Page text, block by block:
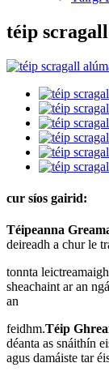
téip
cur síos gairid:
Téipeanna
deireadh a chur le
tonnta
sheachaint ar an
an
feidhm.Téip
déanta as snáithín
agus damáiste tar